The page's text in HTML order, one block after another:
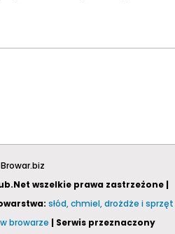
wszelkie prawa zastrzeżone |
słód, chmiel, drożdże i sprzęt
browarze | Serwis przeznaczony